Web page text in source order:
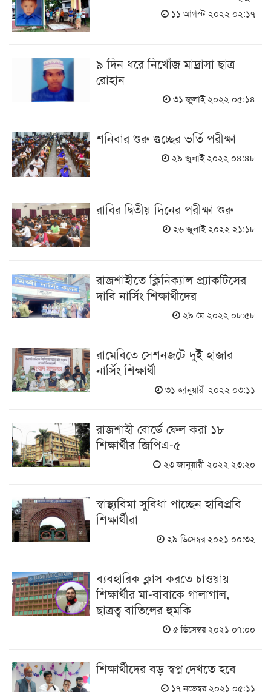
১১ আগস্ট ২০২২ ০২:১৭
৯ দিন ধরে নিখোঁজ মাদ্রাসা ছাত্র
রোহান
৩১ জুলাই ২০২২ ০৫:১৪
শনিবার শুরু গুচ্ছের ভর্তি পরীক্ষা
২৯ জুলাই ২০২২ ০৪:৪৮
রাবির দ্বিতীয় দিনের পরীক্ষা শুরু
২৬ জুলাই ২০২২ ২১:১৮
রাজশাহীতে ক্লিনিক্যাল প্র্যাকটিসের
দাবি নার্সিং শিক্ষার্থীদের
২৯ মে ২০২২ ০৮:৫৮
রামেবিতে সেশনজটে দুই হাজার
নার্সিং শিক্ষার্থী
৩১ জানুয়ারী ২০২২ ০৩:১১
রাজশাহী বোর্ডে ফেল করা ১৮
শিক্ষার্থীর জিপিএ-৫
২৩ জানুয়ারী ২০২২ ২৩:২০
স্বাস্থ্যবিমা সুবিধা পাচ্ছেন হাবিপ্রবি
শিক্ষার্থীরা
২৯ ডিসেম্বর ২০২১ ০০:৩২
ব্যবহারিক ক্লাস করতে চাওয়ায়
শিক্ষার্থীর মা-বাবাকে গালাগাল,
ছাত্রত্ব বাতিলের হুমকি
৫ ডিসেম্বর ২০২১ ০৭:০০
শিক্ষার্থীদের বড় স্বপ্ন দেখতে হবে
১৭ নভেম্বর ২০২১ ০৫:১১